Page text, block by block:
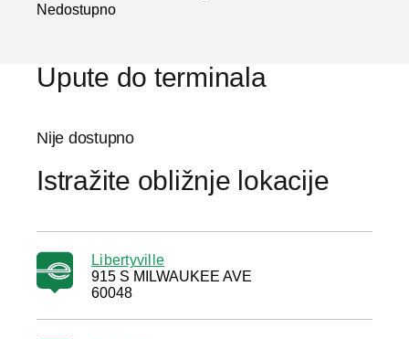
Nedostupno
Upute do terminala
Nije dostupno
Istražite obližnje lokacije
Libertyville
915 S MILWAUKEE AVE
60048